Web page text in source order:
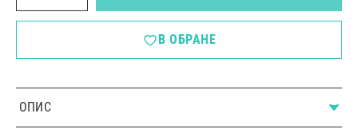
В ОБРАНЕ
ОПИС